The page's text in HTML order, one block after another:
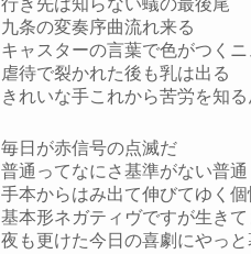
九条の変奏序曲流れ来る
キャスターの言葉で色がつく
虐待で裂かれた後も乳は出る
きれいな手これから苦労を知
毎日が赤信号の点滅だ
普通ってなにさ基準がない普通
手本からはみ出て伸びてゆく
基本形ネガティヴですが生き
夜も更けた今日の喜劇にやっ